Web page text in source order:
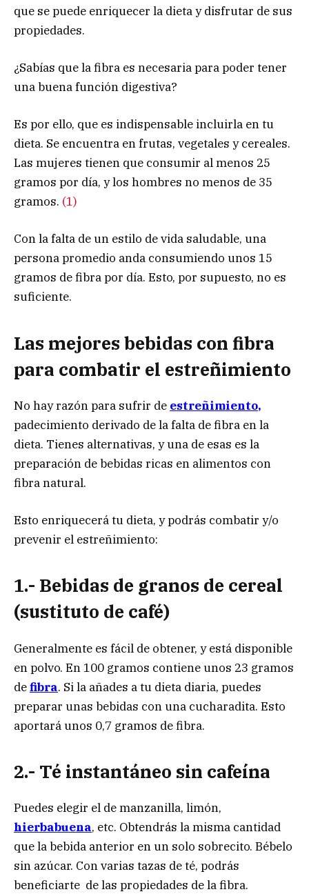
que se puede enriquecer la dieta y disfrutar de sus
propiedades.
¿Sabías que la fibra es necesaria para poder tener
una buena función digestiva?
Es por ello, que es indispensable incluirla en tu
dieta. Se encuentra en frutas, vegetales y cereales.
Las mujeres tienen que consumir al menos 25
gramos por día, y los hombres no menos de 35
gramos. (1)
Con la falta de un estilo de vida saludable, una
persona promedio anda consumiendo unos 15
gramos de fibra por día. Esto, por supuesto, no es
suficiente.
Las mejores bebidas con fibra
para combatir el estreñimiento
No hay razón para sufrir de estreñimiento,
padecimiento derivado de la falta de fibra en la
dieta. Tienes alternativas, y una de esas es la
preparación de bebidas ricas en alimentos con
fibra natural.
Esto enriquecerá tu dieta, y podrás combatir y/o
prevenir el estreñimiento:
1.- Bebidas de granos de cereal
(sustituto de café)
Generalmente es fácil de obtener, y está disponible
en polvo. En 100 gramos contiene unos 23 gramos
defibra. Si la añades a tu dieta diaria, puedes
preparar unas bebidas con una cucharadita. Esto
aportará unos 0,7 gramos de fibra.
2.- Té instantáneo sin cafeína
Puedes elegir el de manzanilla, limón,
hierbabuena, etc. Obtendrás la misma cantidad
que la bebida anterior en un solo sobrecito. Bébelo
sin azúcar. Con varias tazas de té, podrás
beneficiarte de las propiedades de la fibra.